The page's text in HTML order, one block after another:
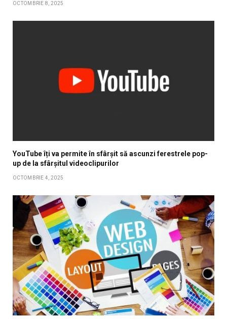
OCTOMBRIE 8, 2025
YouTube îți va permite în sfârșit să ascunzi ferestrele pop-
up de la sfârșitul videoclipurilor
OCTOMBRIE 4, 2025